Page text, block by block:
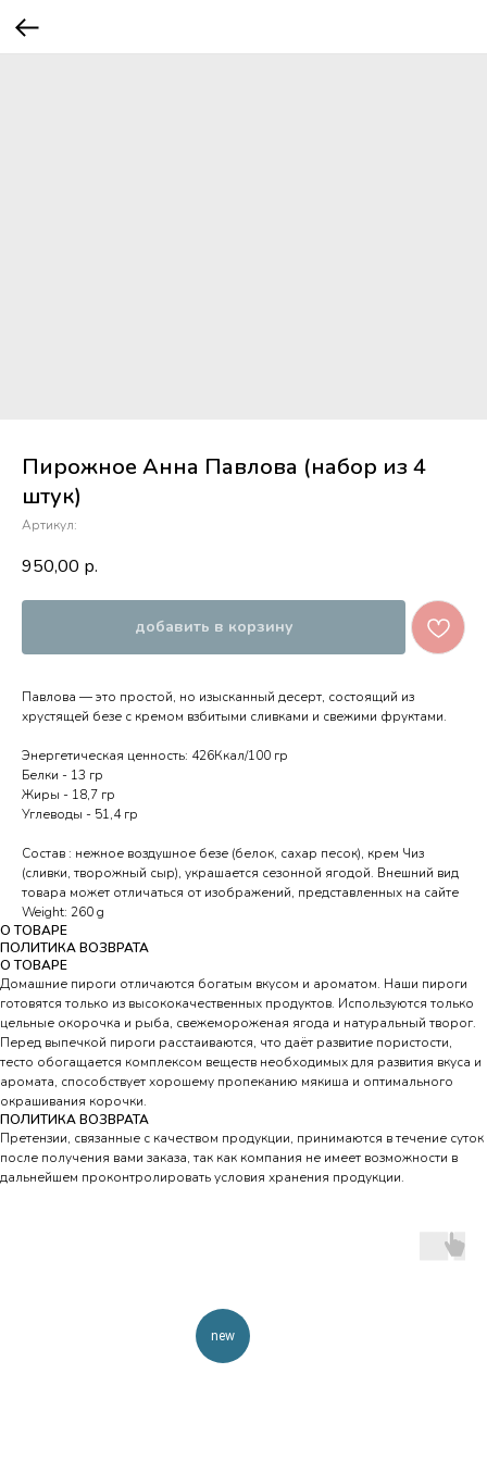
Пирожное Анна Павлова (набор из 4
штук)
Артикул:
950,00 р.
добавить в корзину
Павлова — это простой, но изысканный десерт, состоящий из
хрустящей безе с кремом взбитыми сливками и свежими фруктами.
Энергетическая ценность: 426Ккал/100 гр
Белки - 13 гр
Жиры - 18,7 гр
Углеводы - 51,4 гр
Состав : нежное воздушное безе (белок, сахар песок), крем Чиз
(сливки, творожный сыр), украшается сезонной ягодой. Внешний вид
товара может отличаться от изображений, представленных на сайте
Weight: 260 g
О ТОВАРЕ
ПОЛИТИКА ВОЗВРАТА
О ТОВАРЕ
Домашние пироги отличаются богатым вкусом и ароматом. Наши пироги
готовятся только из высококачественных продуктов. Используются только
цельные окорочка и рыба, свежемороженая ягода и натуральный творог.
Перед выпечкой пироги расстаиваются, что даёт развитие пористости,
тесто обогащается комплексом веществ необходимых для развития вкуса и
аромата, способствует хорошему пропеканию мякиша и оптимального
окрашивания корочки.
ПОЛИТИКА ВОЗВРАТА
Претензии, связанные с качеством продукции, принимаются в течение суток
после получения вами заказа, так как компания не имеет возможности в
дальнейшем проконтролировать условия хранения продукции.
new